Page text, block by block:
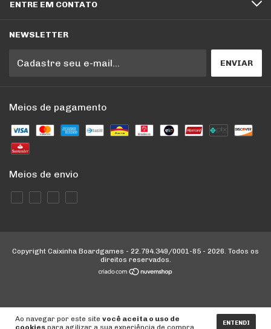
Ao navegar por este site você aceita o uso de
cookies para agilizar a sua experiência de compra. ENTENDI
ENTRE EM CONTATO
NEWSLETTER
Meios de pagamento
Meios de envio
Copyright Caixinha Boardgames - 22.794.349/0001-85 - 2026. Todos os
direitos reservados.
... gtag('event', 'conversion', { 'send_to': 'AW-